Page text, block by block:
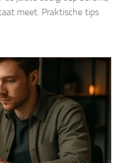
meet. Praktische tips